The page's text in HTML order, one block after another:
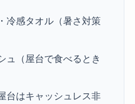
冷感タオル（暑さ対策
ュ（屋台で食べるとき
台はキャッシュレス非